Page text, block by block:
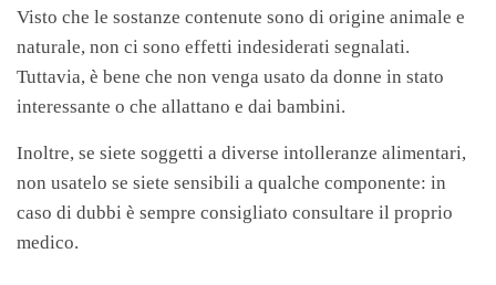
Visto che le sostanze contenute sono di origine animale e
naturale, non ci sono effetti indesiderati segnalati.
Tuttavia, è bene che non venga usato da donne in stato
interessante o che allattano e dai bambini.
Inoltre, se siete soggetti a diverse intolleranze alimentari,
non usatelo se siete sensibili a qualche componente: in
caso di dubbi è sempre consigliato consultare il proprio
medico.